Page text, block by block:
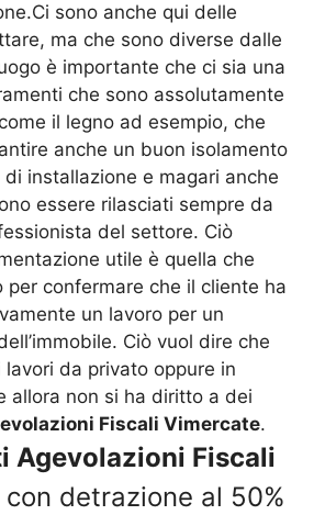
sono anche qui delle
ma che sono diverse dalle
è importante che ci sia una
che sono assolutamente
il legno ad esempio, che
anche un buon isolamento
installazione e magari anche
essere rilasciati sempre da
del settore. Ciò
utile è quella che
per confermare che il cliente ha
un lavoro per un
Ciò vuol dire che
da privato oppure in
allora non si ha diritto a dei
Fiscali Vimercate.
Agevolazioni Fiscali
con detrazione al 50%